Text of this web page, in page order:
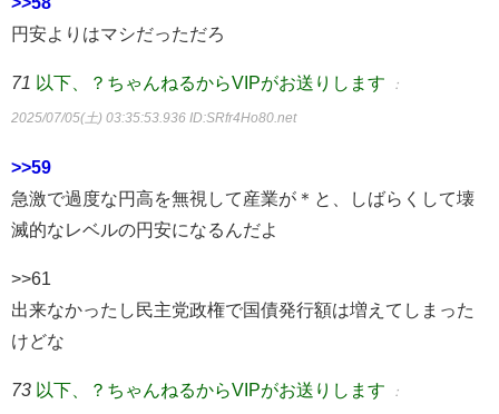
円安よりはマシだっただろ
71 以下、？ちゃんねるからVIPがお送りします ：
2025/07/05(土) 03:35:53.936 ID:SRfr4Ho80.net
>>59
急激で過度な円高を無視して産業が＊と、しばらくして壊
滅的なレベルの円安になるんだよ
>>61
出来なかったし民主党政権で国債発行額は増えてしまった
けどな
73 以下、？ちゃんねるからVIPがお送りします ：